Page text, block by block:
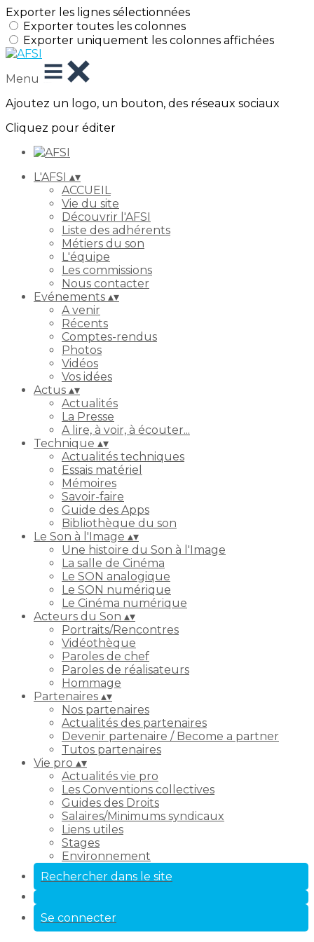
Exporter les lignes sélectionnées
Exporter toutes les colonnes
Exporter uniquement les colonnes affichées
Menu
Ajoutez un logo, un bouton, des réseaux sociaux
Cliquez pour éditer
L'AFSI ▴▾
ACCUEIL
Vie du site
Découvrir l'AFSI
Liste des adhérents
Métiers du son
L'équipe
Les commissions
Nous contacter
Evénements ▴▾
A venir
Récents
Comptes-rendus
Photos
Vidéos
Vos idées
Actus ▴▾
Actualités
La Presse
A lire, à voir, à écouter...
Technique ▴▾
Actualités techniques
Essais matériel
Mémoires
Savoir-faire
Guide des Apps
Bibliothèque du son
Le Son à l'Image ▴▾
Une histoire du Son à l'Image
La salle de Cinéma
Le SON analogique
Le SON numérique
Le Cinéma numérique
Acteurs du Son ▴▾
Portraits/Rencontres
Vidéothèque
Paroles de chef
Paroles de réalisateurs
Hommage
Partenaires ▴▾
Nos partenaires
Actualités des partenaires
Devenir partenaire / Become a partner
Tutos partenaires
Vie pro ▴▾
Actualités vie pro
Les Conventions collectives
Guides des Droits
Salaires/Minimums syndicaux
Liens utiles
Stages
Environnement
Rechercher dans le site
Se connecter